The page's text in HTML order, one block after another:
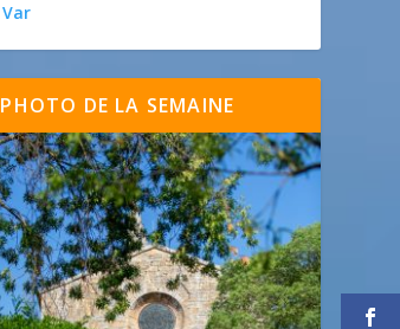
Var
PHOTO DE LA SEMAINE